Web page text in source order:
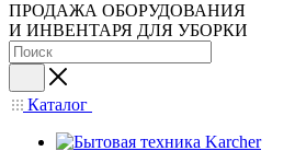
ПРОДАЖА ОБОРУДОВАНИЯ
И ИНВЕНТАРЯ ДЛЯ УБОРКИ
Каталог